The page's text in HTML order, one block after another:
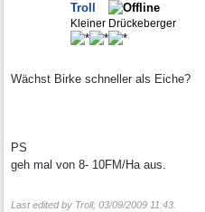
Troll
Kleiner Drückeberger
Wächst Birke schneller als Eiche?
PS
geh mal von 8- 10FM/Ha aus.
Last edited by Troll; 03/09/2009 11:43